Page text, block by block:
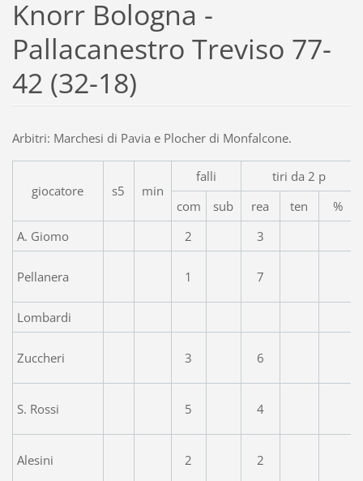
Knorr Bologna -
Pallacanestro Treviso 77-
42 (32-18)
Arbitri: Marchesi di Pavia e Plocher di Monfalcone.
giocatore s5 min
falli
tiri da 2 p
com
sub rea ten
%
A. Giomo
2 3
Pellanera 1 7
Lombardi
Zuccheri 3 6
S. Rossi 5 4
Alesini 2 2